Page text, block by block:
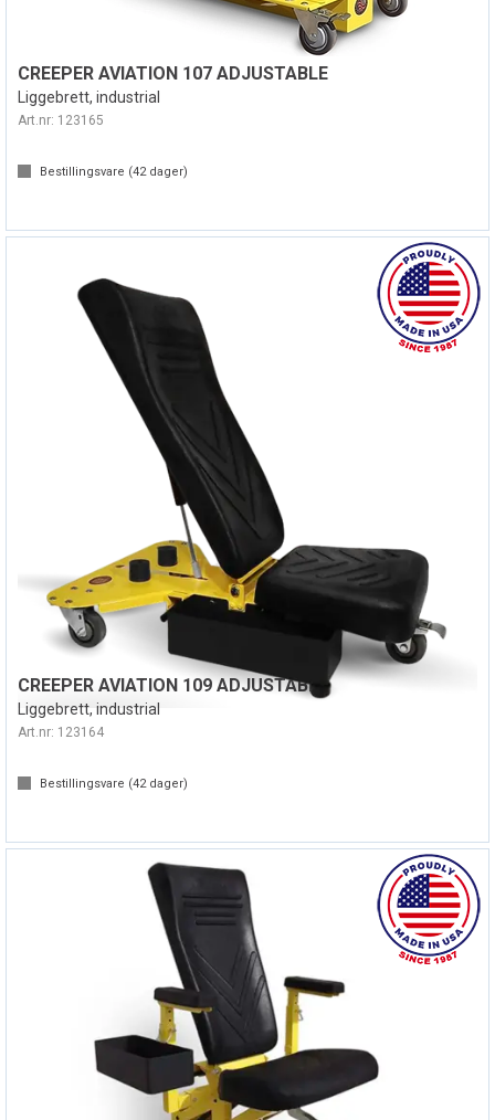
CREEPER AVIATION 107 ADJUSTABLE
Liggebrett, industrial
Art.nr: 123165
Bestillingsvare (42dager)
CREEPER AVIATION 109 ADJUSTABLE
Liggebrett, industrial
Art.nr: 123164
Bestillingsvare (42dager)